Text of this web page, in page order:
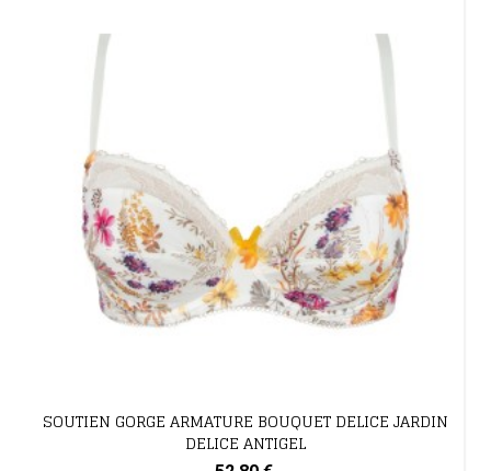
SOUTIEN GORGE ARMATURE BOUQUET DELICE JARDIN
DELICE ANTIGEL